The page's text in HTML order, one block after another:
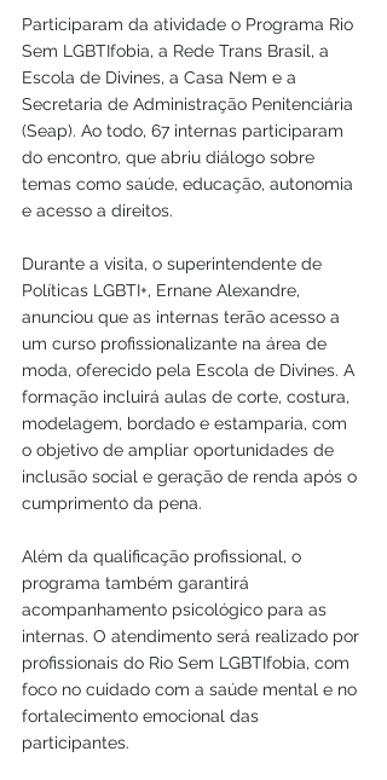
Participaram da atividade o Programa Rio
Sem LGBTIfobia, a Rede Trans Brasil, a
Escola de Divines, a Casa Nem e a
Secretaria de Administração Penitenciária
(Seap). Ao todo, 67 internas participaram
do encontro, que abriu diálogo sobre
temas como saúde, educação, autonomia
e acesso a direitos.
Durante a visita, o superintendente de
Políticas LGBTI+, Ernane Alexandre,
anunciou que as internas terão acesso a
um curso profissionalizante na área de
moda, oferecido pela Escola de Divines. A
formação incluirá aulas de corte, costura,
modelagem, bordado e estamparia, com
o objetivo de ampliar oportunidades de
inclusão social e geração de renda após o
cumprimento da pena.
Além da qualificação profissional, o
programa também garantirá
acompanhamento psicológico para as
internas. O atendimento será realizado por
profissionais do Rio Sem LGBTIfobia, com
foco no cuidado com a saúde mental e no
fortalecimento emocional das
participantes.